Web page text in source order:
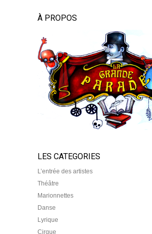
À PROPOS
LES CATEGORIES
L’entrée des artistes
Théâtre
Marionnettes
Danse
Lyrique
Cirque